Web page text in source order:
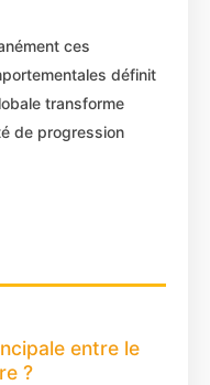
ces
définit
transforme
de progression
entre le
?